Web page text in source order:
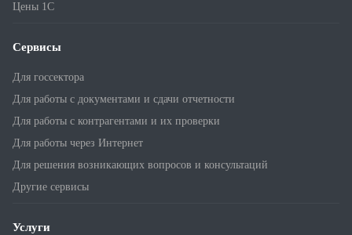
Цены 1С
Сервисы
Для госсектора
Для работы с документами и сдачи отчетности
Для работы с контрагентами и их проверки
Для работы через Интернет
Для решения возникающих вопросов и консультаций
Другие сервисы
Услуги